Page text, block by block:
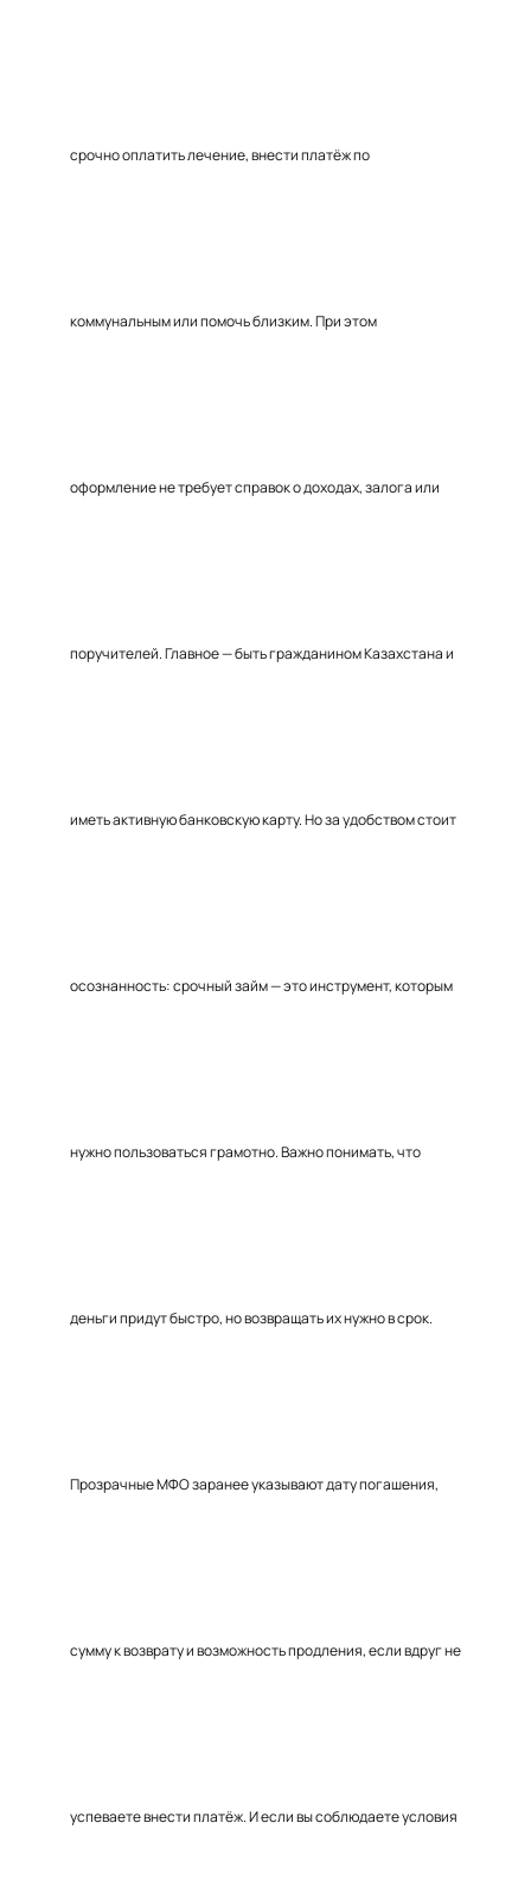
срочно оплатить лечение, внести платёж по
коммунальным или помочь близким. При этом
оформление не требует справок о доходах, залога или
поручителей. Главное — быть гражданином Казахстана и
иметь активную банковскую карту. Но за удобством стоит
осознанность: срочный займ — это инструмент, которым
нужно пользоваться грамотно. Важно понимать, что
деньги придут быстро, но возвращать их нужно в срок.
Прозрачные МФО заранее указывают дату погашения,
сумму к возврату и возможность продления, если вдруг не
успеваете внести платёж. И если вы соблюдаете условия